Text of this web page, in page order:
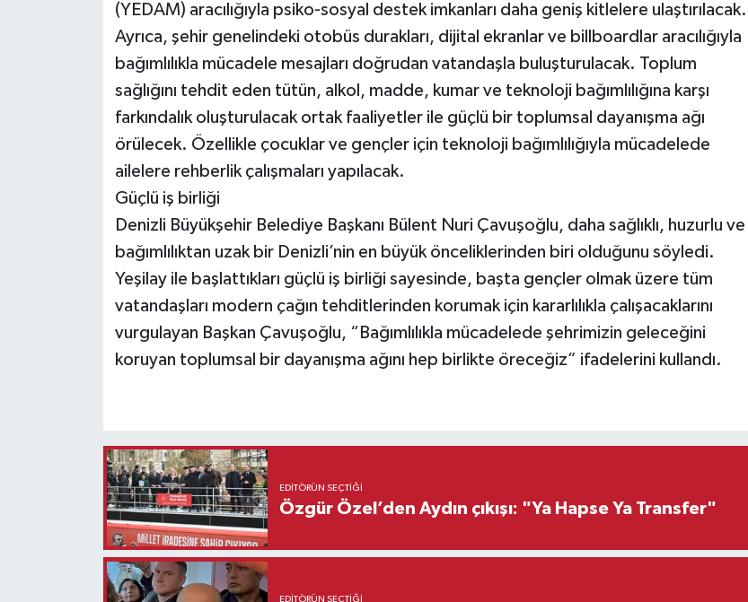
(YEDAM) aracılığıyla psiko-sosyal destek imkanları daha geniş kitlelere ulaştırılacak.
Ayrıca, şehir genelindeki otobüs durakları, dijital ekranlar ve billboardlar aracılığıyla
bağımlılıkla mücadele mesajları doğrudan vatandaşla buluşturulacak. Toplum
sağlığını tehdit eden tütün, alkol, madde, kumar ve teknoloji bağımlılığına karşı
farkındalık oluşturulacak ortak faaliyetler ile güçlü bir toplumsal dayanışma ağı
örülecek. Özellikle çocuklar ve gençler için teknoloji bağımlılığıyla mücadelede
ailelere rehberlik çalışmaları yapılacak.
Güçlü iş birliği
Denizli Büyükşehir Belediye Başkanı Bülent Nuri Çavuşoğlu, daha sağlıklı, huzurlu ve
bağımlılıktan uzak bir Denizli’nin en büyük önceliklerinden biri olduğunu söyledi.
Yeşilay ile başlattıkları güçlü iş birliği sayesinde, başta gençler olmak üzere tüm
vatandaşları modern çağın tehditlerinden korumak için kararlılıkla çalışacaklarını
vurgulayan Başkan Çavuşoğlu, “Bağımlılıkla mücadelede şehrimizin geleceğini
koruyan toplumsal bir dayanışma ağını hep birlikte öreceğiz” ifadelerini kullandı.
EDITÖRÜN SEÇTIĞI
Özgür Özel’den Aydın çıkışı: "Ya Hapse Ya Transfer"
EDITÖRÜN SEÇTIĞI